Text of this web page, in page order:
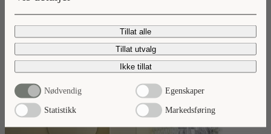
Tillat alle
Tillat utvalg
Ikke tillat
Nødvendig Egenskaper
Statistikk Markedsføring
Nyheter 2026
Ta del av våre baderomsnyheter.
Les mer